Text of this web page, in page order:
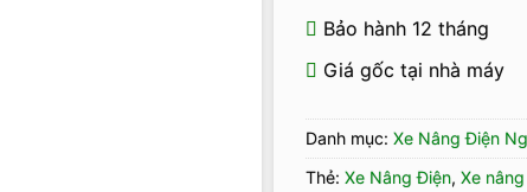
Bảo hành 12 tháng
Giá gốc tại nhà máy
Danh mục: Xe Nâng Điện
Thẻ: Xe Nâng Điện, Xe